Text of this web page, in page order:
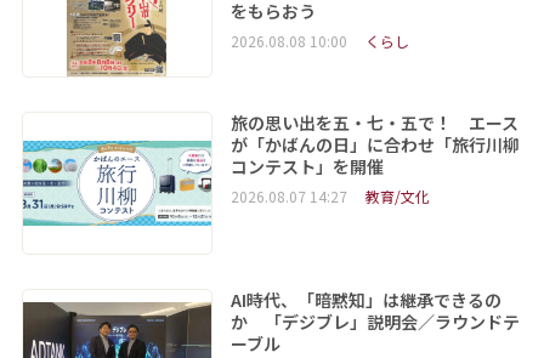
をもらおう
2026.08.08 10:00 くらし
旅の思い出を五・七・五で！ エース
が「かばんの日」に合わせ「旅行川柳
コンテスト」を開催
2026.08.07 14:27 教育/文化
AI時代、「暗黙知」は継承できるの
か 「デジブレ」説明会／ラウンドテ
ーブル